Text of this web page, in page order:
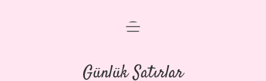
Anasayfa
Gizlilik Politikası
menüyü
Günlük Satırlar